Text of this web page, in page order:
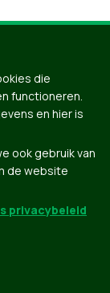
die
functioneren.
en hier is
ook gebruik van
de website
privacybeleid